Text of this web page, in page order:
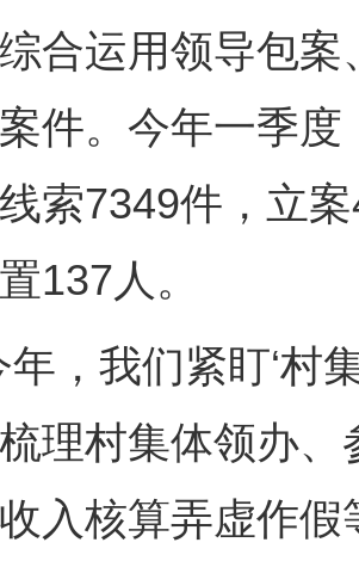
合运用领导包
件。今年一季
索7349件，立
137人。
我们紧盯‘村集
理村集体领办
入核算弄虚作